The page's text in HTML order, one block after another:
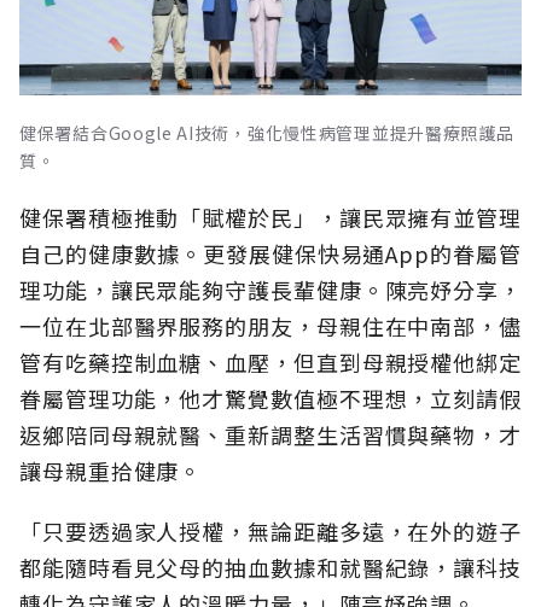
健保署結合Google AI技術，強化慢性病管理並提升醫療照護品
質。
健保署積極推動「賦權於民」，讓民眾擁有並管理
自己的健康數據。更發展健保快易通App的眷屬管
理功能，讓民眾能夠守護長輩健康。陳亮妤分享，
一位在北部醫界服務的朋友，母親住在中南部，儘
管有吃藥控制血糖、血壓，但直到母親授權他綁定
眷屬管理功能，他才驚覺數值極不理想，立刻請假
返鄉陪同母親就醫、重新調整生活習慣與藥物，才
讓母親重拾健康。
「只要透過家人授權，無論距離多遠，在外的遊子
都能隨時看見父母的抽血數據和就醫紀錄，讓科技